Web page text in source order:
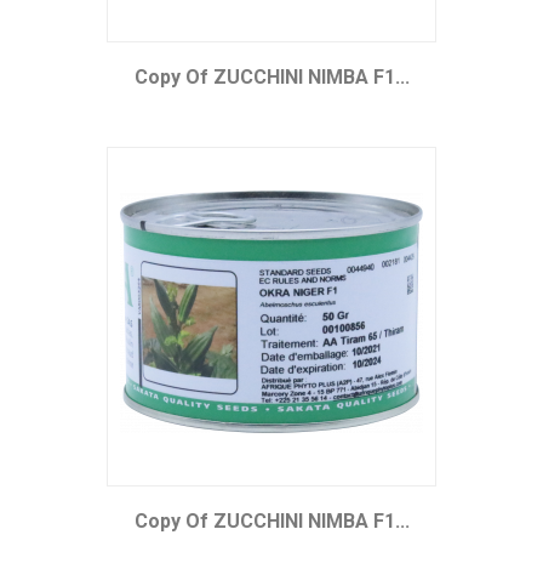
Copy Of ZUCCHINI NIMBA F1...
Copy Of ZUCCHINI NIMBA F1...